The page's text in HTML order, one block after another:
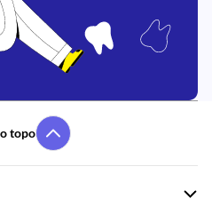
topo